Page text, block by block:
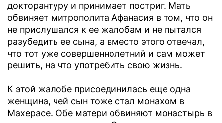
докторантуру и принимает постриг. Мать
обвиняет митрополита Афанасия в том, что он
не прислушался к ее жалобам и не пытался
разубедить ее сына, а вместо этого отвечал,
что тот уже совершеннолетний и сам может
решить, на что употребить свою жизнь.
К этой жалобе присоединилась еще одна
женщина, чей сын тоже стал монахом в
Махерасе. Обе матери обвиняют монастырь в